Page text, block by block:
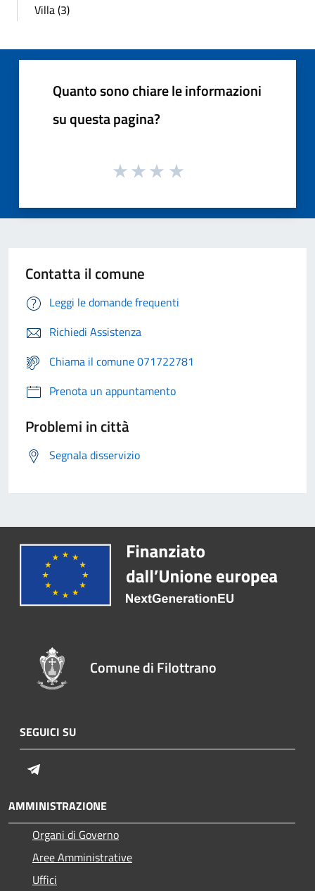
Villa (3)
Quanto sono chiare le informazioni
su questa pagina?
Contatta il comune
Leggi le domande frequenti
Richiedi Assistenza
Chiama il comune 071722781
Prenota un appuntamento
Problemi in città
Segnala disservizio
Comune di Filottrano
SEGUICI SU
AMMINISTRAZIONE
Organi di Governo
Aree Amministrative
Uffici